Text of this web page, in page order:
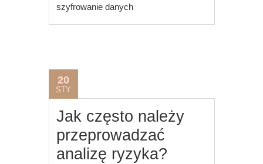
szyfrowanie danych
20
STY
Jak często należy
przeprowadzać
analizę ryzyka?